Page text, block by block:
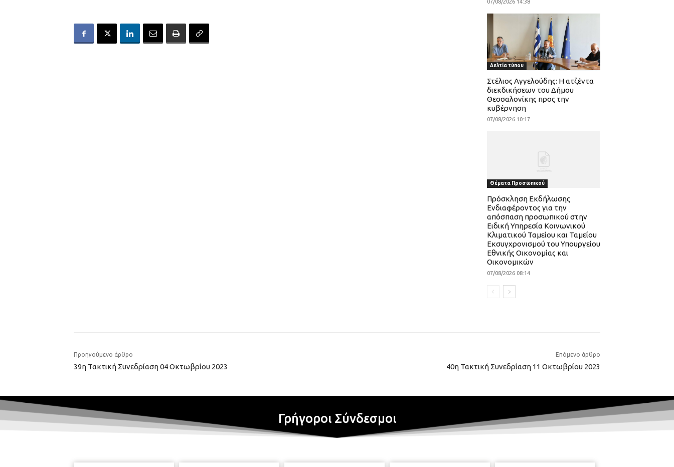
07/08/2026 14:38
Δελτία τύπου
Στέλιος Αγγελούδης: Η ατζέντα
διεκδικήσεων του Δήμου
Θεσσαλονίκης προς την
κυβέρνηση
07/08/2026 10:17
Θέματα Προσωπικού
Πρόσκληση Εκδήλωσης
Ενδιαφέροντος για την
απόσπαση προσωπικού στην
Ειδική Υπηρεσία Κοινωνικού
Κλιματικού Ταμείου και Ταμείου
Εκσυγχρονισμού του Υπουργείου
Εθνικής Οικονομίας και
Οικονομικών
07/08/2026 08:14
Προηγούμενο άρθρο
39η Τακτική Συνεδρίαση 04 Οκτωβρίου 2023
Επόμενο άρθρο
40η Τακτική Συνεδρίαση 11 Οκτωβρίου 2023
Γρήγοροι Σύνδεσμοι